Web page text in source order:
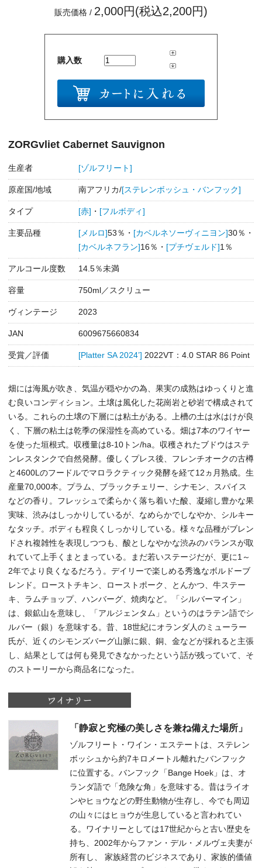
販売価格 / 2,000円(税込2,200円)
購入数
ZORGvliet Cabernet Sauvignon
生産者 [ゾルフリート]
原産国/地域 南アフリカ/[ステレンボッシュ・バンフック]
タイプ [赤] ・ [フルボディ]
主要品種 [メルロ]53％・ [カベルネソーヴィニヨン]30％・
[カベルネフラン] 16％・ [プチヴェルド] 1％
アルコール度数 14.5％未満
容量 750ml／スクリュー
ヴィンテージ 2023
JAN 6009675660834
受賞／評価 [Platter SA 2024’] 2022VT：4.0 STAR 86 Point
畑には海風が吹き、気温が穏やかの為、果実の成熟はゆっくりと進
む良いコンディション。土壌は風化した花崗岩と砂岩で構成されて
いる。これらの土壌の下層には粘土がある。上槽の土は水はけが良
く、下層の粘土は乾季の保湿性を高めている。畑は7本のワイヤー
を使った垣根式。収穫量は8-10トン/ha。収穫されたブドウはステ
ンレスタンクで自然発酵。優しくプレス後、フレンチオークの古樽
と4600Lのフードルでマロラクティック発酵を経て12ヵ月熟成。生
産量70,000本。プラム、ブラックチェリー、シナモン、スパイス
などの香り。フレッシュで柔らかく落ち着いた酸、凝縮し豊かな果
実味、渋みはしっかりしているが、なめらかでしなやか、シルキー
なタッチ。ボディも程良くしっかりしている。様々な品種がブレン
ドされ複雑性を表現しつつも、酸としなやかな渋みのバランスが取
れていて上手くまとまっている。まだ若いステージだが、更に1～
2年でより良くなるだろう。デイリーで楽しめる秀逸なボルドーブ
レンド。ローストチキン、ローストポーク、とんかつ、牛ステー
キ、ラムチョップ、ハンバーグ、焼肉など。「シルバーマイン」
は、銀鉱山を意味し、「アルジェンタム」というのはラテン語でシ
ルバー（銀）を意味する。昔、18世紀にオランダ人のミューラー
氏が、近くのシモンズバーグ山脈に銀、銅、金などが採れると主張
し、結果としては何も発見できなかったという話が残っていて、そ
のストーリーから商品名になった。
「静寂と究極の美しさを兼ね備えた場所」
ゾルフリート・ワイン・エステートは、ステレン
ボッシュから約7キロメートル離れたバンフック
に位置する。バンフック「Bange Hoek」は、オ
ランダ語で「危険な角」を意味する。昔はライオ
ンやヒョウなどの野生動物が生存し、今でも周辺
の山々にはヒョウが生息していると言われてい
る。ワイナリーとしては17世紀からと古い歴史を
持ち、2002年からファン・デル・メルヴェ夫妻が
所有し、 家族経営のビジネスであり、家族的価値